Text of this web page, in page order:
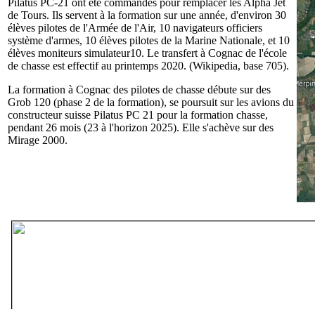
Pilatus PC-21 ont été commandés pour remplacer les Alpha Jet
de Tours. Ils servent à la formation sur une année, d'environ 30
élèves pilotes de l'Armée de l'Air, 10 navigateurs officiers
système d'armes, 10 élèves pilotes de la Marine Nationale, et 10
élèves moniteurs simulateur10. Le transfert à Cognac de l'école
de chasse est effectif au printemps 2020. (Wikipedia, base 705).
La formation à Cognac des pilotes de chasse débute sur des
Grob 120 (phase 2 de la formation), se poursuit sur les avions du
constructeur suisse Pilatus PC 21 pour la formation chasse,
pendant 26 mois (23 à l'horizon 2025). Elle s'achève sur des
Mirage 2000.